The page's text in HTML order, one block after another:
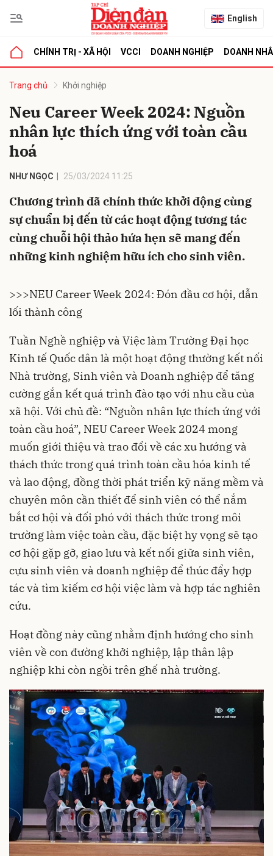
English
CHÍNH TRỊ - XÃ HỘI VCCI DOANH NGHIỆP DOANH
Trang chủ Khởi nghiệp
Neu Career Week 2024: Nguồn
nhân lực thích ứng với toàn cầu
hoá
NHƯ NGỌC 25/03/2024 11:25
Chương trình đã chính thức khởi động cùng
sự chuẩn bị đến từ các hoạt động tương tác
cùng chuỗi hội thảo hứa hẹn sẽ mang đến
những kinh nghiệm hữu ích cho sinh viên.
>>>NEU Career Week 2024: Đón đầu cơ hội, dẫn
lối thành công
Tuần Nghề nghiệp và Việc làm Trường Đại học
Kinh tế Quốc dân là một hoạt động thường kết nối
Nhà trường, Sinh viên và Doanh nghiệp để tăng
cường gắn kết quá trình đào tạo với nhu cầu của
xã hội. Với chủ đề: “Nguồn nhân lực thích ứng với
toàn cầu hoá”, NEU Career Week 2024 mong
muốn giới thiệu và trao đổi về các xu hướng và
thách thức trong quá trình toàn cầu hóa kinh tế
và lao động, đồng thời phát triển kỹ năng mềm và
chuyên môn cần thiết để sinh viên có thể nắm
bắt cơ hội và đối phó với thách thức trong môi
trường làm việc toàn cầu, đặc biệt hy vọng sẽ tạo
cơ hội gặp gỡ, giao lưu và kết nối giữa sinh viên,
cựu sinh viên và doanh nghiệp để thúc đẩy hợp
tác và tìm kiếm cơ hội việc làm và hợp tác nghiên
cứu.
Hoạt đồng này cũng nhằm định hướng cho sinh
viên về con đường khởi nghiệp, lập thân lập
nghiệp khi còn ngồi trên ghế nhà trường.
luận
Hủy